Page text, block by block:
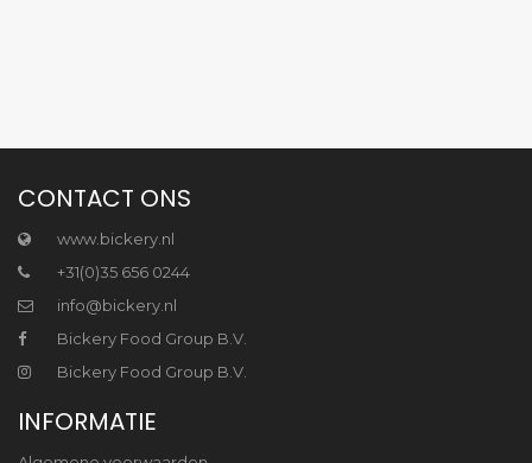
CONTACT ONS
www.bickery.nl
+31(0)35 656 0244
info@bickery.nl
Bickery Food Group B.V.
Bickery Food Group B.V.
INFORMATIE